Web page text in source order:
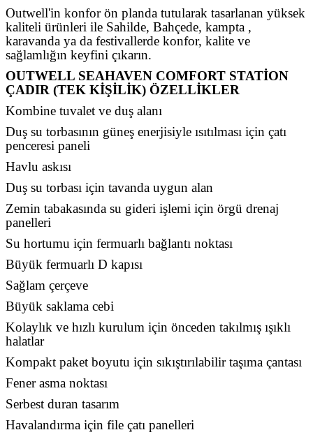
Outwell'in konfor ön planda tutularak tasarlanan yüksek
kaliteli ürünleri ile Sahilde, Bahçede, kampta ,
karavanda ya da festivallerde konfor, kalite ve
sağlamlığın keyfini çıkarın.
OUTWELL SEAHAVEN COMFORT STATİON
ÇADIR (TEK KİŞİLİK) ÖZELLİKLER
Kombine tuvalet ve duş alanı
Duş su torbasının güneş enerjisiyle ısıtılması için çatı
penceresi paneli
Havlu askısı
Duş su torbası için tavanda uygun alan
Zemin tabakasında su gideri işlemi için örgü drenaj
panelleri
Su hortumu için fermuarlı bağlantı noktası
Büyük fermuarlı D kapısı
Sağlam çerçeve
Büyük saklama cebi
Kolaylık ve hızlı kurulum için önceden takılmış ışıklı
halatlar
Kompakt paket boyutu için sıkıştırılabilir taşıma çantası
Fener asma noktası
Serbest duran tasarım
Havalandırma için file çatı panelleri